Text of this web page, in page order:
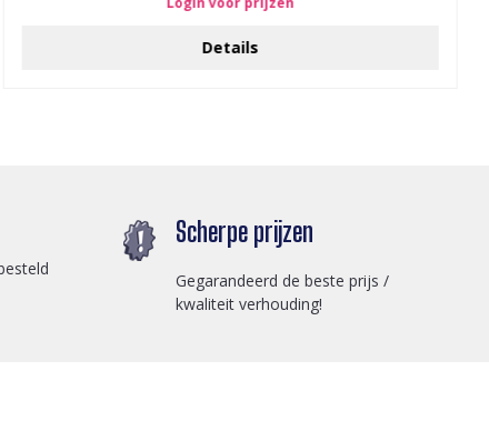
Details
Scherpe prijzen
Gegarandeerd de beste prijs /
kwaliteit verhouding!